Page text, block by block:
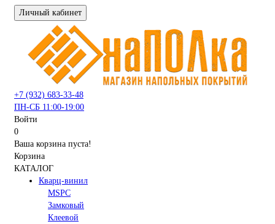
Личный кабинет
+7 (932) 683-33-48
ПН-СБ 11:00-19:00
Войти
0
Ваша корзина пуста!
Корзина
КАТАЛОГ
Кварц-винил
MSPC
Замковый
Клеевой